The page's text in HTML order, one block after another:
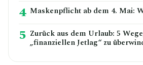
4 Maskenpflicht ab dem 4. Mai:
5 Zurück aus dem Urlaub: 5
„finanziellen Jetlag“ zu